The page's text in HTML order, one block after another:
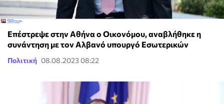
Επέστρεψε στην Αθήνα ο Οικονόμου, αναβλήθηκε η
συνάντηση με τον Αλβανό υπουργό Εσωτερικών
Πολιτική 08.08.2023 08:22